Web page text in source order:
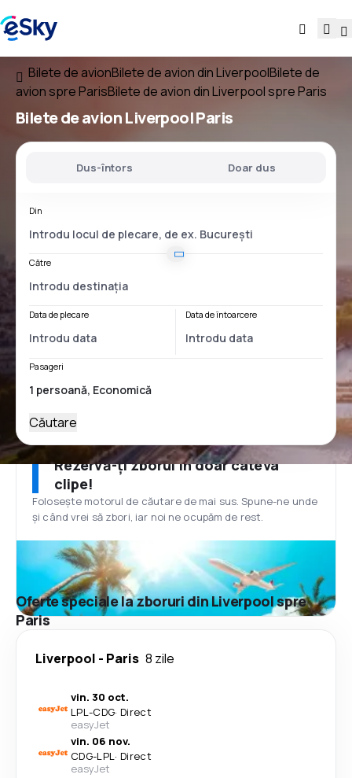
Bilete de avionBilete de avion din LiverpoolBilete de
avion spre ParisBilete de avion din Liverpool spre Paris
Bilete de avionLiverpool Paris
Dus-întors Doar dus
Din
Către
Data de plecare Data de întoarcere
Pasageri
Căutare
Rezervă-ți zborul în doar câteva
clipe!
Folosește motorul de căutare de mai sus. Spune-ne unde
și când vrei să zbori, iar noi ne ocupăm de rest.
Oferte speciale la zboruri din Liverpool spre
Paris
Liverpool - Paris 8 zile
vin. 30 oct.
LPL-CDG· Direct
easyJet
vin. 06 nov.
CDG-LPL· Direct
easyJet